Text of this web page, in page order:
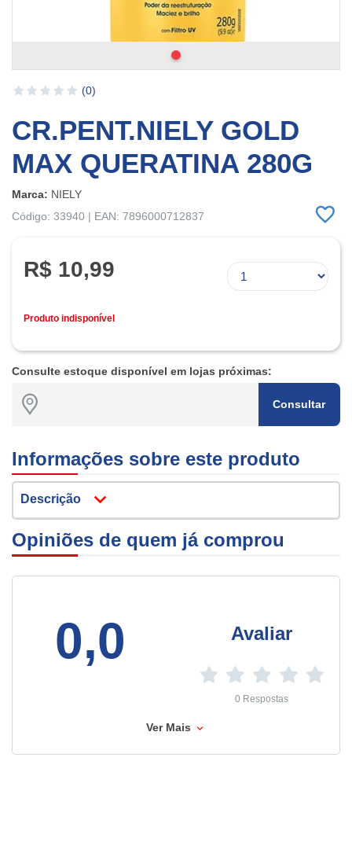
(0)
CR.PENT.NIELY GOLD
MAX QUERATINA 280G
Marca: NIELY
Código: 33940 | EAN: 7896000712837
R$ 10,99
Produto indisponível
Consulte estoque disponível em lojas próximas:
Consultar
Informações sobre este produto
Descrição
Opiniões de quem já comprou
0,0 Avaliar
0 Respostas
Ver Mais